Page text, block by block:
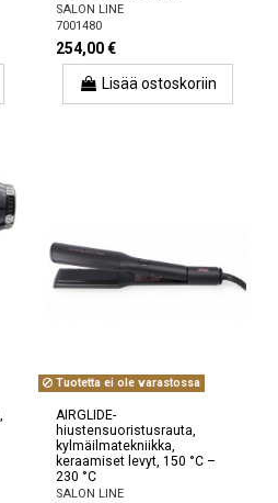
SALON LINE
7001480
254,00 €
Lisää ostoskoriin
Tuotetta ei ole varastossa
AIRGLIDE-
hiustensuoristusrauta,
kylmäilmatekniikka,
keraamiset levyt, 150 °C –
230 °C
SALON LINE